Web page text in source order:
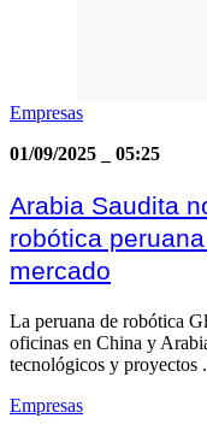
Empresas
01/09/2025
05:25
Arabia Saudita
robótica
mercado
La peruana de robótica
oficinas en China y
tecnológicos y proyectos
Empresas